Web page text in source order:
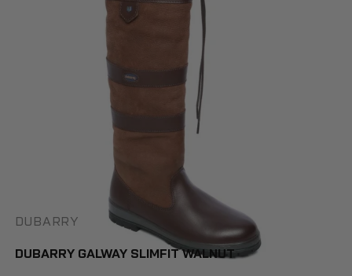
DUBARRY
DUBARRY GALWAY SLIMFIT WALNUT